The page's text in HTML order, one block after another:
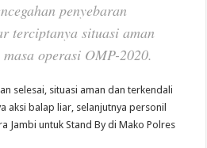
penyebaran
terciptanya situasi aman
operasi OMP-2020.
selesai, situasi aman dan terkendali
aksi balap liar, selanjutnya personil
Jambi untuk Stand By di Mako Polres